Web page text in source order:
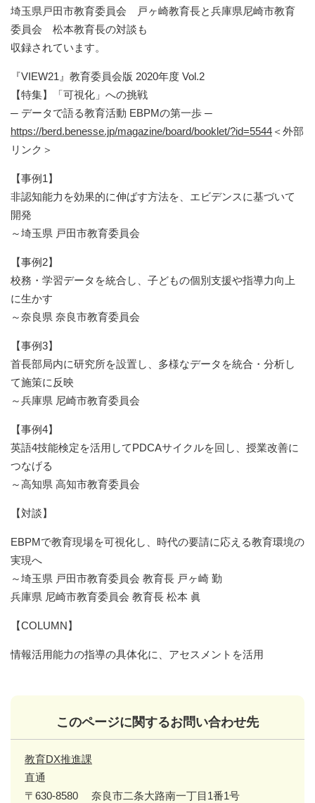
埼玉県戸田市教育委員会 戸ヶ崎教育長と兵庫県尼崎市教育
委員会 松本教育長の対談も
収録されています。
『VIEW21』教育委員会版 2020年度 Vol.2
【特集】「可視化」への挑戦
─ データで語る教育活動 EBPMの第一歩 ─​
https://berd.benesse.jp/magazine/board/booklet/?id=5544 ＜外部
リンク＞
【事例1】
非認知能力を効果的に伸ばす方法を、エビデンスに基づいて
開発
～埼玉県 戸田市教育委員会
【事例2】
校務・学習データを統合し、子どもの個別支援や指導力向上
に生かす
～奈良県 奈良市教育委員会
【事例3】
首長部局内に研究所を設置し、多様なデータを統合・分析し
て施策に反映
～兵庫県 尼崎市教育委員会
【事例4】
英語4技能検定を活用してPDCAサイクルを回し、授業改善に
つなげる
～高知県 高知市教育委員会
【対談】
EBPMで教育現場を可視化し、時代の要請に応える教育環境の
実現へ
～埼玉県 戸田市教育委員会 教育長 戸ヶ崎 勤
兵庫県 尼崎市教育委員会 教育長 松本 眞
【COLUMN】
情報活用能力の指導の具体化に、アセスメントを活用
このページに関するお問い合わせ先
教育DX推進課
直通
〒630-8580
奈良市二条大路南一丁目1番1号